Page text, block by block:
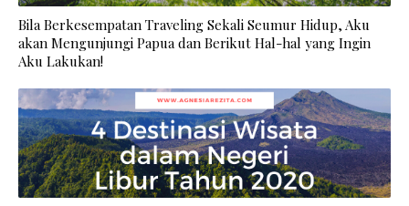
Bila Berkesempatan Traveling Sekali Seumur Hidup, Aku
akan Mengunjungi Papua dan Berikut Hal-hal yang Ingin
Aku Lakukan!